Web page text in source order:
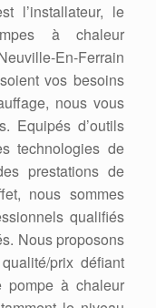
l’installateur, le
à chaleur
En-Ferrain
vos besoins
nous vous
Equipés d’outils
technologies de
prestations de
nous sommes
qualifiés
Nous proposons
prix défiant
pompe à chaleur